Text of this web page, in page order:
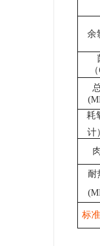
余
耗
计
耐
标